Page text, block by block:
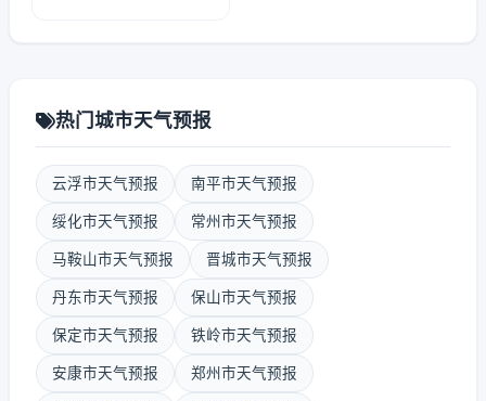
热门城市天气预报
云浮市天气预报 南平市天气预报
绥化市天气预报 常州市天气预报
马鞍山市天气预报 晋城市天气预报
丹东市天气预报 保山市天气预报
保定市天气预报 铁岭市天气预报
安康市天气预报 郑州市天气预报